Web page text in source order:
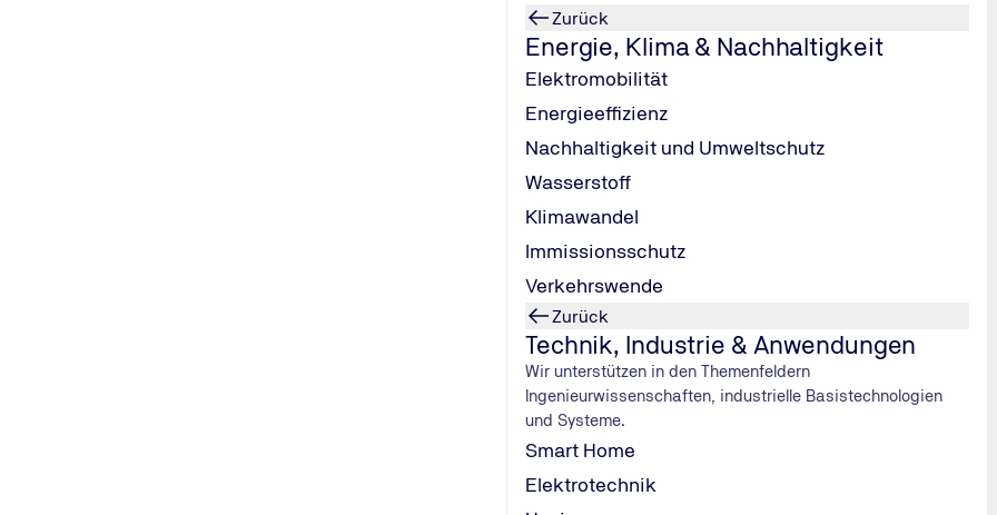
Zurück
Energie, Klima & Nachhaltigkeit
Elektromobilität
Energieeffizienz
Nachhaltigkeit und Umweltschutz
Wasserstoff
Klimawandel
Immissionsschutz
Verkehrswende
Zurück
Technik, Industrie & Anwendungen
Wir unterstützen in den Themenfeldern
Ingenieurwissenschaften, industrielle Basistechnologien
und Systeme.
Smart Home
Elektrotechnik